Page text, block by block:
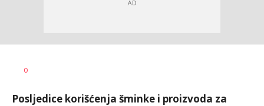
0
Posljedice korišćenja šminke i proizvoda za